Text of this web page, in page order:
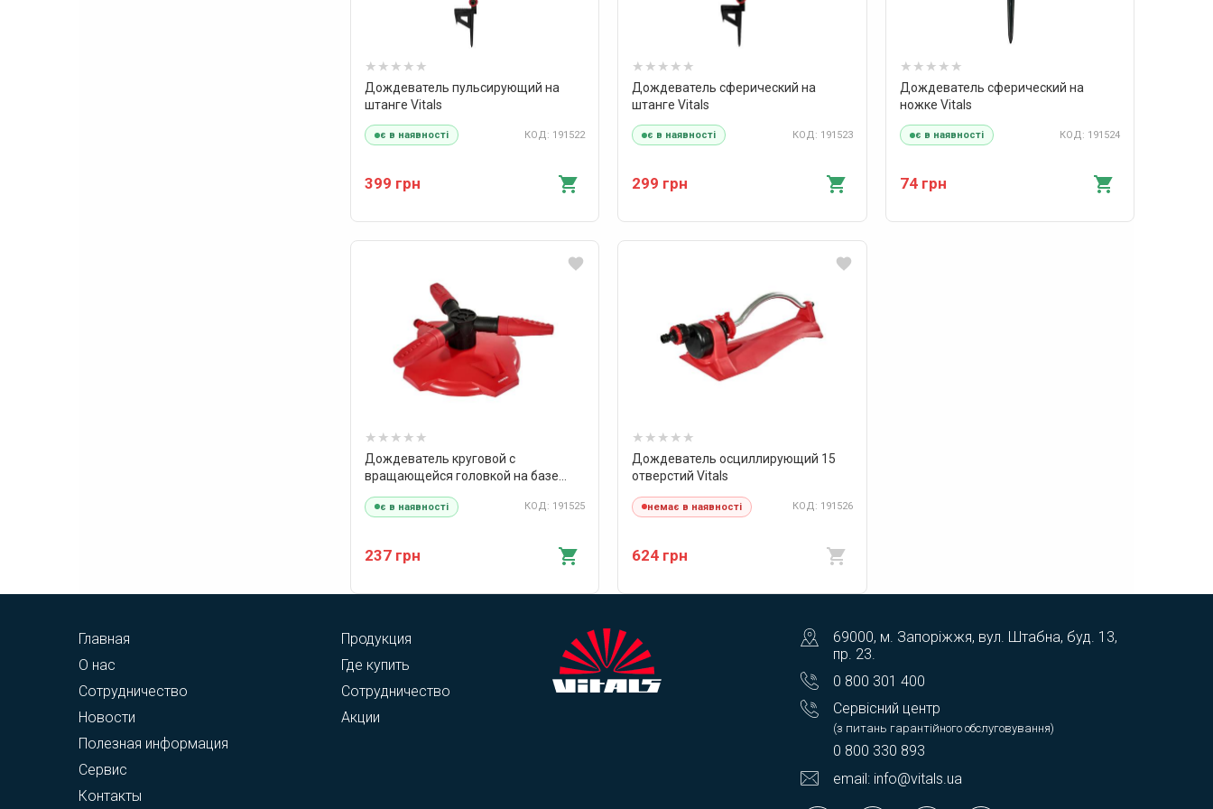
Дождеватель пульсирующий на
штанге Vitals
є в наявності КОД: 191522
399 грн
Дождеватель сферический на
штанге Vitals
є в наявності КОД: 191523
299 грн
Дождеватель сферический на
ножке Vitals
є в наявності КОД: 191524
74 грн
Дождеватель круговой с
вращающейся головкой на базе
є в наявності КОД: 191525
237 грн
Дождеватель осциллирующий 15
отверстий Vitals
немає в наявності КОД: 191526
624 грн
Главная
О нас
Сотрудничество
Новости
Полезная информация
Сервис
Контакты
Продукция
Где купить
Сотрудничество
Акции
69000, м. Запоріжжя, вул. Штабна, буд. 13,
пр. 23.
0 800 301 400
Сервісний центр
(з питань гарантійного обслуговування)
0 800 330 893
email: info@vitals.ua